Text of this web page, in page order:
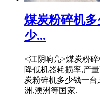
煤炭粉碎机
少...
<江阴响亮>煤炭粉
降低机器耗损率,产
炭粉碎机多少钱一
洲,澳洲等国家.